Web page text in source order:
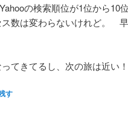
の検索順位が1位から10
は変わらないけれど。 早
てきてるし、次の旅は近い！
す